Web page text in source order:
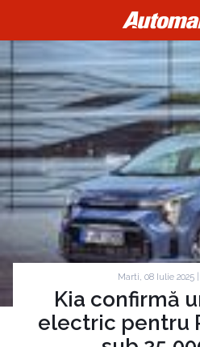
Marti, 08 Iulie 2025 |
Kia confirmă
electric pentru